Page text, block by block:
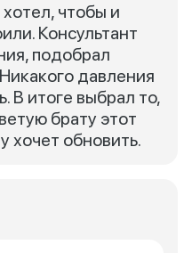
чтобы и
Консультант
подобрал
давления
В итоге выбрал то,
брату этот
хочет обновить.